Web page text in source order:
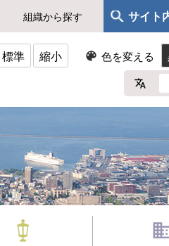
組織から探す サイト
標準 縮小 色を変える